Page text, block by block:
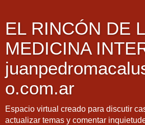
EL RINCÓN DE
MEDICINA
o.com.ar
Espacio virtual creado para discutir
actualizar temas y comentar